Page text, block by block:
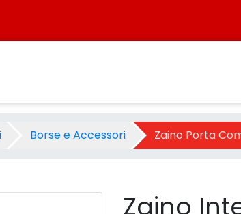
antipioggia -
Borse e Accessori Zaino Porta
Zaino